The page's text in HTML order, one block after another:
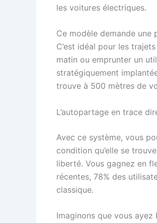
les voitures électriques.
Ce modèle demande une
C’est idéal pour les
matin ou emprunter un
stratégiquement
trouve à 500 mètres de
L’autopartage en trace
Avec ce système, vous
condition qu’elle se
liberté. Vous gagnez en
récentes, 78% des
classique.
Imaginons que vous